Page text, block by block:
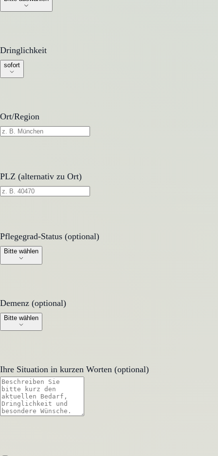
Dringlichkeit
Dringlichkeit
sofort
Ort/Region
PLZ (alternativ zu Ort)
Pflegegrad-Status (optional)
Pflegegrad-Status (optional)
Bitte wählen
Demenz (optional)
Demenz (optional)
Bitte wählen
Ihre Situation in kurzen Worten (optional)